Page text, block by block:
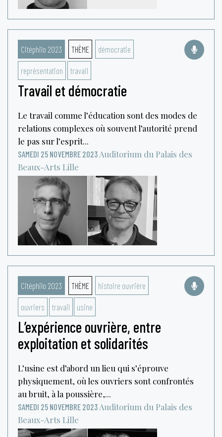
Citéphilo 2023 THÈME démocratie
représentation travail
Travail et démocratie
Le travail comme l’éducation sont des modes de
relations complexes où souvent l’autorité prend
le pas sur l’esprit...
SAMEDI 25 NOVEMBRE 2023 Auditorium du Palais des
Beaux-Arts Lille
Citéphilo 2023 THÈME histoire ouvrière
ouvriers travail usine
L’expérience ouvrière, entre
exploitation et solidarités
L’usine est d’abord un lieu qui s’éprouve
physiquement, où les ouvriers sont confrontés
au bruit, à la poussière,...
SAMEDI 25 NOVEMBRE 2023 Auditorium du Palais des
Beaux-Arts Lille